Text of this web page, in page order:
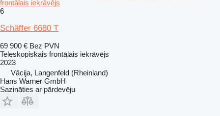
frontālais iekrāvējs
6
Schäffer 6680 T
69 900 € Bez PVN
Teleskopiskais frontālais iekrāvējs
2023
Vācija, Langenfeld (Rheinland)
Hans Warner GmbH
Sazināties ar pārdevēju